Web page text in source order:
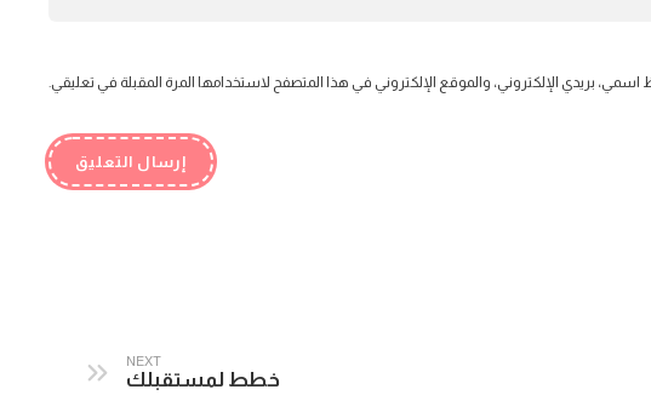
اسمي، بريدي الإلكتروني، والموقع الإلكتروني في هذا المتصفح لاستخدامها المرة المقبلة في تعليقي.
NEXT
خطط لمستقبلك